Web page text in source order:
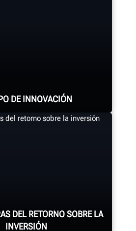
DE INNOVACIÓN
de software.
DEL RETORNO SOBRE LA
INVERSIÓN